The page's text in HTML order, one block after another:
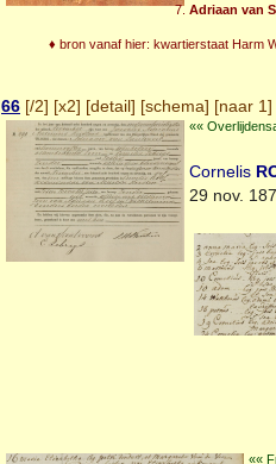
Adriaan van
♦ bron vanaf hier: kwartierstaat Harm
66 [/2] [x2] [detail] [schema] [naar 1]
««
Cornelis
29 nov.
««